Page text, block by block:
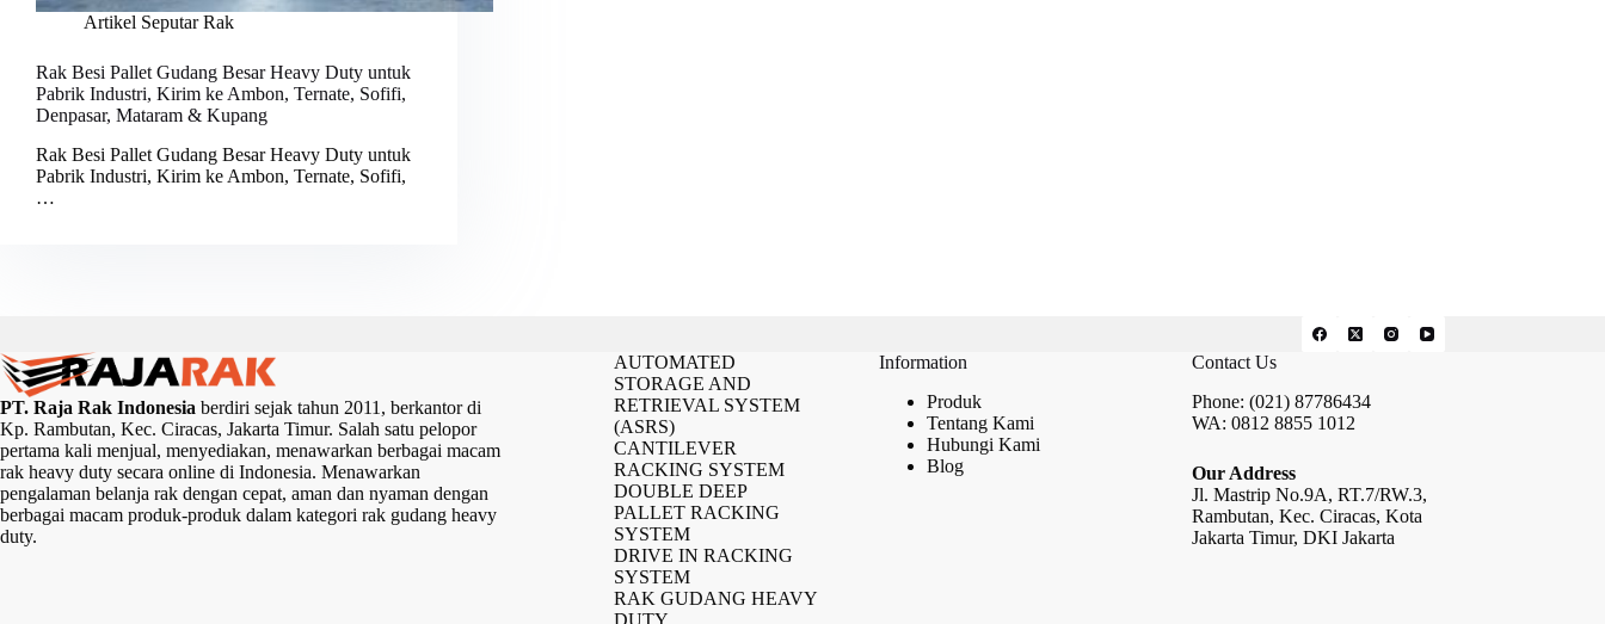
Artikel Seputar Rak
Rak Besi Pallet Gudang Besar Heavy Duty untuk
Pabrik Industri, Kirim ke Ambon, Ternate, Sofifi,
Denpasar, Mataram & Kupang
Rak Besi Pallet Gudang Besar Heavy Duty untuk
Pabrik Industri, Kirim ke Ambon, Ternate, Sofifi,
…
PT. Raja Rak Indonesia berdiri sejak tahun 2011, berkantor di
Kp. Rambutan, Kec. Ciracas, Jakarta Timur. Salah satu pelopor
pertama kali menjual, menyediakan, menawarkan berbagai macam
rak heavy duty secara online di Indonesia. Menawarkan
pengalaman belanja rak dengan cepat, aman dan nyaman dengan
berbagai macam produk-produk dalam kategori rak gudang heavy
duty.
AUTOMATED
STORAGE AND
RETRIEVAL SYSTEM
(ASRS)
CANTILEVER
RACKING SYSTEM
DOUBLE DEEP
PALLET RACKING
SYSTEM
DRIVE IN RACKING
SYSTEM
RAK GUDANG HEAVY
DUTY
Information
Produk
Tentang Kami
Hubungi Kami
Blog
Contact Us
Phone: (021) 87786434
WA: 0812 8855 1012
Our Address
Jl. Mastrip No.9A, RT.7/RW.3,
Rambutan, Kec. Ciracas, Kota
Jakarta Timur, DKI Jakarta